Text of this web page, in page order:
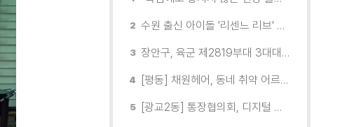
수원 출신 아이돌 '리센느 리브' 추천! 직접 따라가 본 수원 필수 코스
장안구, 육군 제2819부대 3대대로부터 감사장 받아
[평동] 채원헤어, 동네 취약 어르신을 위한 이미용서비스 무료 지원
[광교2동] 통장협의회, 디지털 교육 실시